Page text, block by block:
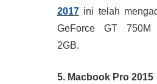
2017 ini telah
GeForce GT 750M
2GB.
5. Macbook Pro 2015